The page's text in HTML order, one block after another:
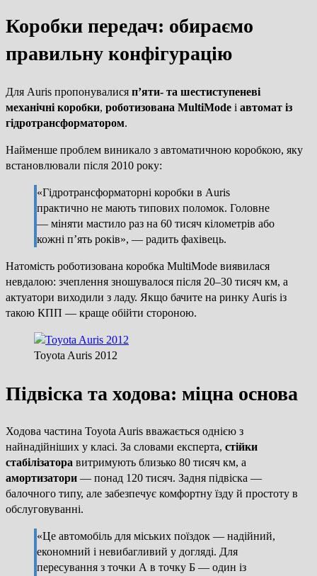
Коробки передач: обираємо
правильну конфігурацію
Для Auris пропонувалися п’яти- та шестиступеневі
механічні коробки, роботизована MultiMode і автомат із
гідротрансформатором.
Найменше проблем виникало з автоматичною коробкою, яку
встановлювали після 2010 року:
«Гідротрансформаторні коробки в Auris
практично не мають типових поломок. Головне
— міняти мастило раз на 60 тисяч кілометрів або
кожні п’ять років», — радить фахівець.
Натомість роботизована коробка MultiMode виявилася
невдалою: зчеплення зношувалося після 20–30 тисяч км, а
актуатори виходили з ладу. Якщо бачите на ринку Auris із
такою КПП — краще обійти стороною.
Toyota Auris 2012
Підвіска та ходова: міцна основа
Ходова частина Toyota Auris вважається однією з
найнадійніших у класі. За словами експерта, стійки
стабілізатора витримують близько 80 тисяч км, а
амортизатори — понад 120 тисяч. Задня підвіска —
балочного типу, але забезпечує комфортну їзду й простоту в
обслуговуванні.
«Це автомобіль для міських поїздок — надійний,
економний і невибагливий у догляді. Для
пересування з точки А в точку Б — один із